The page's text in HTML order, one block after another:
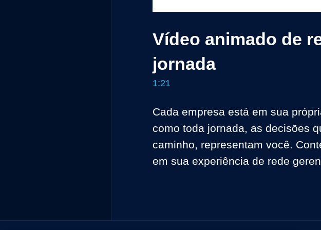
Vídeo animado de
jornada
1:21
Cada empresa está em sua
como toda jornada, as decisões
caminho, representam você.
em sua experiência de rede